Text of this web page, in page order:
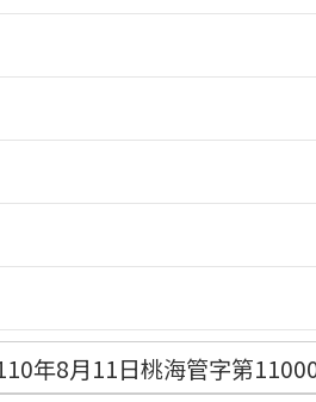
年8月11日桃海管字第